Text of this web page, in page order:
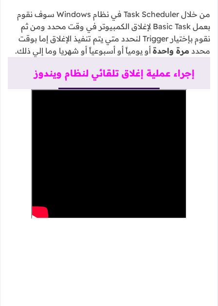
من خلال Task Scheduler في نظام Windows سوف نقوم
بعمل Basic Task لإغلاق الكمبيوتر في وقت محدد ومن ثم
نقوم بإختيار Trigger لنحدد متي يتم تنفيذ الإغلاق إما بوقت
محدد مرة واحدة أو يومياً أو أسبوعياً أو شهريا وما إلي ذلك.
إجراء عملية إغلاق تلقائي لنظام ويندوز